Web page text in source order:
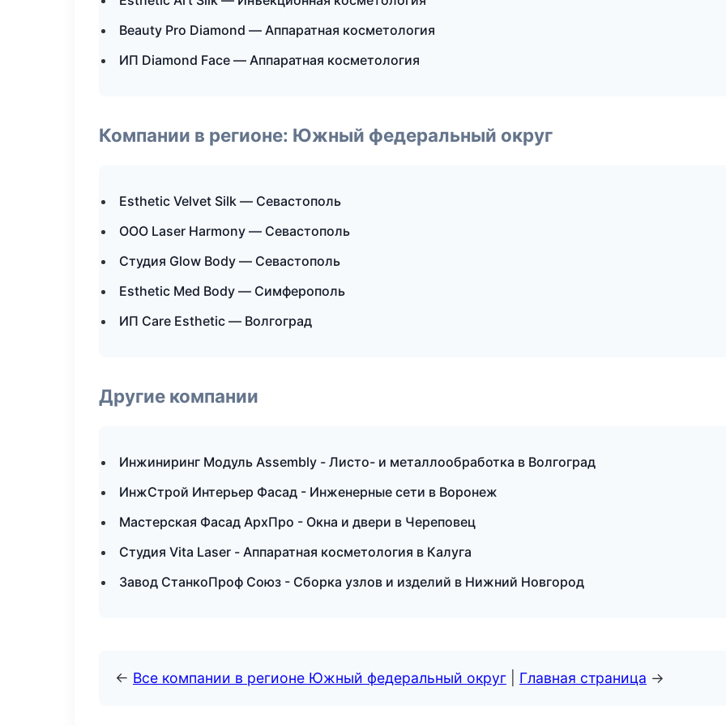
Beauty Pro Diamond — Аппаратная косметология
ИП Diamond Face — Аппаратная косметология
Компании в регионе: Южный федеральный округ
Esthetic Velvet Silk — Севастополь
ООО Laser Harmony — Севастополь
Студия Glow Body — Севастополь
Esthetic Med Body — Симферополь
ИП Care Esthetic — Волгоград
Другие компании
Инжиниринг Модуль Assembly - Листо- и металлообработка в Волгоград
ИнжСтрой Интерьер Фасад - Инженерные сети в Воронеж
Мастерская Фасад АрхПро - Окна и двери в Череповец
Студия Vita Laser - Аппаратная косметология в Калуга
Завод СтанкоПроф Союз - Сборка узлов и изделий в Нижний Новгород
← Все компании в регионе Южный федеральный округ Главная страница →